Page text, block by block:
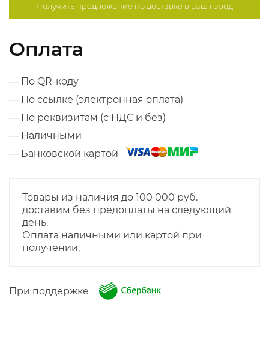
Получить предложение подоставке в ваш город
Оплата
— По QR-коду
— По ссылке (электронная оплата)
— По реквизитам (с НДС и без)
— Наличными
— Банковской картой
Товары из наличия до 100 000 руб.
доставим без предоплаты на следующий
день.
Оплата наличными или картой при
получении.
При поддержке